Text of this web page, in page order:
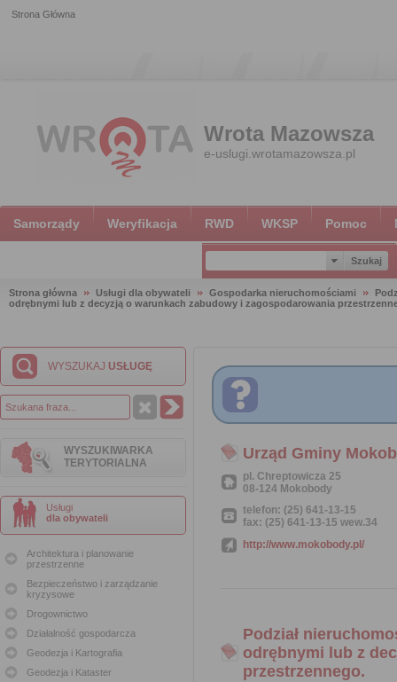
Strona Główna
Wrota Mazowsza
e-uslugi.wrotamazowsza.pl
Samorządy Weryfikacja RWD WKSP Pomoc
Strona główna Usługi dla obywateli Gospodarka nieruchomościami
odrębnymi lub z decyzją o warunkach zabudowy i zagospodarowania
WYSZUKAJ USŁUGĘ
WYSZUKIWARKA
TERYTORIALNA
Usługi
dla obywateli
Architektura i planowanie
przestrzenne
Bezpieczeństwo i zarządzanie
kryzysowe
Drogownictwo
Działalność gospodarcza
Geodezja i Kartografia
Geodezja i Kataster
Urząd Gminy
pl. Chreptowicza 25
08-124 Mokobody
telefon: (25) 641-13-15
fax: (25) 641-13-15 wew.34
http://www.mokobody.pl/
Podział
odrębnymi lub z
przestrzennego.